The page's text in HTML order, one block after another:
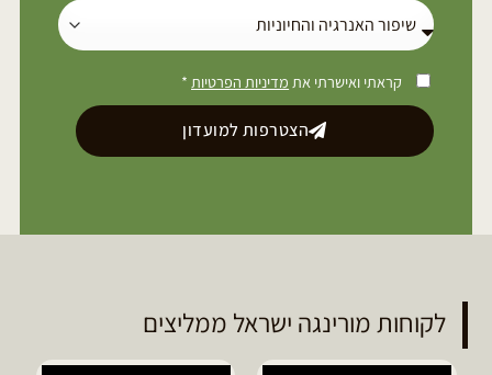
קראתי ואישרתי את מדיניות הפרטיות *
הצטרפות למועדון
לקוחות מורינגה ישראל ממליצים